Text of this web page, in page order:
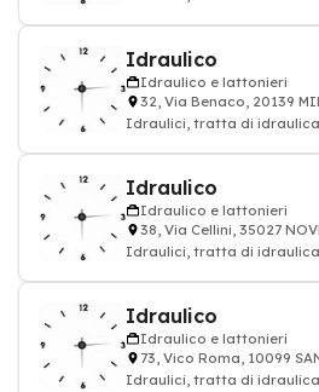
Idraulico
Idraulico e lattonieri
32, Via Benaco, 20139
Idraulici, tratta di
Idraulico
Idraulico e lattonieri
38, Via Cellini, 35027
Idraulici, tratta di
Idraulico
Idraulico e lattonieri
73, Vico Roma, 10099
Idraulici, tratta di